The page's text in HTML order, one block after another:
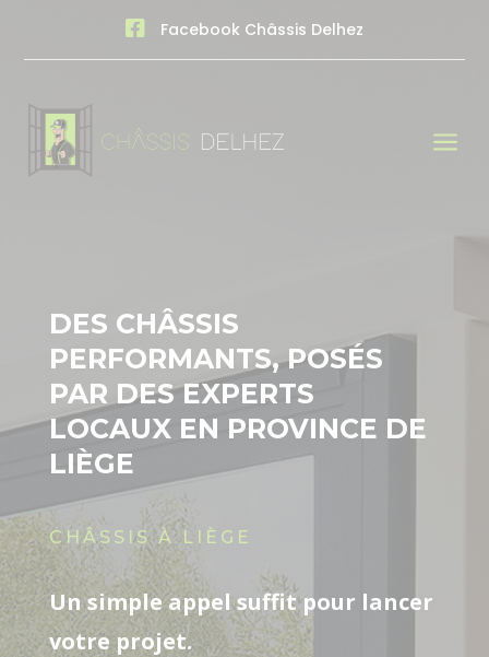
 Facebook Châssis Delhez
a
DES CHÂSSIS
PERFORMANTS, POSÉS
PAR DES EXPERTS
LOCAUX EN PROVINCE DE
LIÈGE
CHÂSSIS À LIÈGE
Un simple appel suffit pour lancer
votre projet.